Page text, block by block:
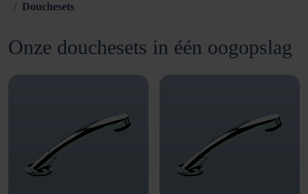
Douchesets
Onze douchesets in één oogopslag